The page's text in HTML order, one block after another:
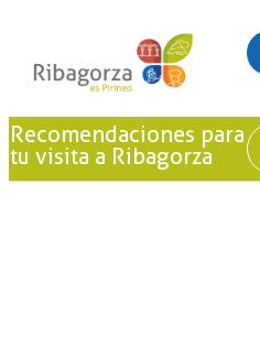
Recomendaciones para
tu visita a Ribagorza